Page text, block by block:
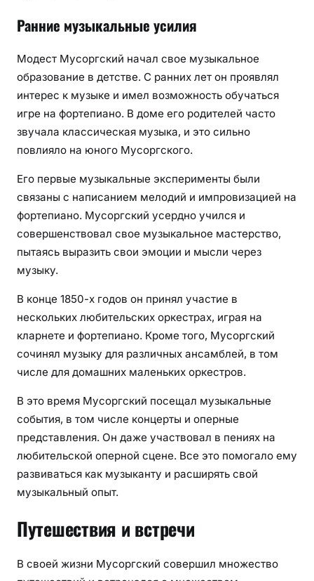
Ранние музыкальные усилия
Модест Мусоргский начал свое музыкальное
образование в детстве. С ранних лет он проявлял
интерес к музыке и имел возможность обучаться
игре на фортепиано. В доме его родителей часто
звучала классическая музыка, и это сильно
повлияло на юного Мусоргского.
Его первые музыкальные эксперименты были
связаны с написанием мелодий и импровизацией на
фортепиано. Мусоргский усердно учился и
совершенствовал свое музыкальное мастерство,
пытаясь выразить свои эмоции и мысли через
музыку.
В конце 1850-х годов он принял участие в
нескольких любительских оркестрах, играя на
кларнете и фортепиано. Кроме того, Мусоргский
сочинял музыку для различных ансамблей, в том
числе для домашних маленьких оркестров.
В это время Мусоргский посещал музыкальные
события, в том числе концерты и оперные
представления. Он даже участвовал в пениях на
любительской оперной сцене. Все это помогало ему
развиваться как музыканту и расширять свой
музыкальный опыт.
Путешествия и встречи
В своей жизни Мусоргский совершил множество